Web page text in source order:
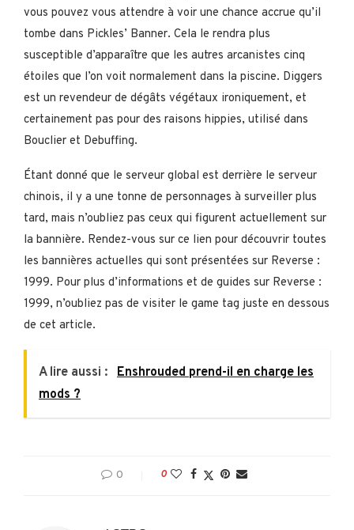
vous pouvez vous attendre à voir une chance accrue qu’il
tombe dans Pickles’ Banner. Cela le rendra plus
susceptible d’apparaître que les autres arcanistes cinq
étoiles que l’on voit normalement dans la piscine. Diggers
est un revendeur de dégâts végétaux ironiquement, et
certainement pas pour des raisons hippies, utilisé dans
Bouclier et Debuffing.
Étant donné que le serveur global est derrière le serveur
chinois, il y a une tonne de personnages à surveiller plus
tard, mais n’oubliez pas ceux qui figurent actuellement sur
la bannière. Rendez-vous sur ce lien pour découvrir toutes
les bannières actuelles qui sont présentées sur Reverse :
1999. Pour plus d’informations et de guides sur Reverse :
1999, n’oubliez pas de visiter le game tag juste en dessous
de cet article.
A lire aussi :
Enshrouded prend-il en charge les
mods ?
0 0